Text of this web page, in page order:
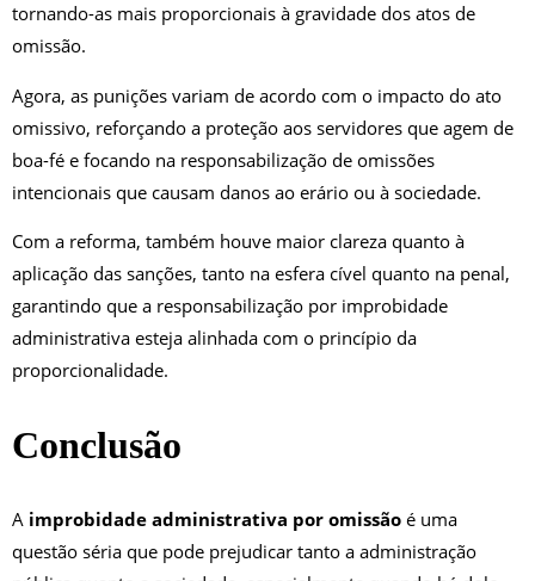
tornando-as mais proporcionais à gravidade dos atos de
omissão.
Agora, as punições variam de acordo com o impacto do ato
omissivo, reforçando a proteção aos servidores que agem de
boa-fé e focando na responsabilização de omissões
intencionais que causam danos ao erário ou à sociedade.
Com a reforma, também houve maior clareza quanto à
aplicação das sanções, tanto na esfera cível quanto na penal,
garantindo que a responsabilização por improbidade
administrativa esteja alinhada com o princípio da
proporcionalidade.
Conclusão
A improbidade administrativa por omissão é uma
questão séria que pode prejudicar tanto a administração